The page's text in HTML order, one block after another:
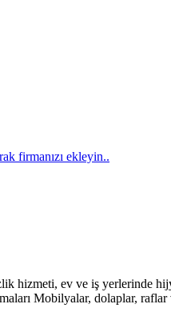
firmanızı ekleyin..
hizmeti, ev ve iş yerlerinde
Mobilyalar, dolaplar,